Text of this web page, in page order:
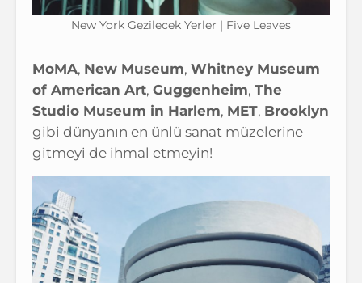
New York Gezilecek Yerler | Five Leaves
MoMA, New Museum, Whitney Museum
of American Art, Guggenheim, The
Studio Museum in Harlem, MET, Brooklyn
gibi dünyanın en ünlü sanat müzelerine
gitmeyi de ihmal etmeyin!